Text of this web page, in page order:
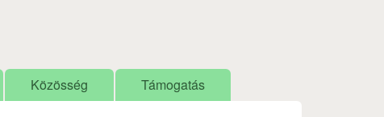
Közösség Támogatás